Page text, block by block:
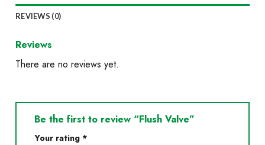
REVIEWS (0)
Reviews
There are no reviews yet.
Be the first to review “Flush Valve”
Your rating *